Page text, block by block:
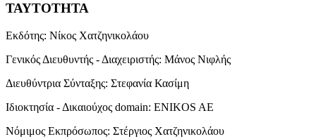
ΤΑΥΤΟΤΗΤΑ
Εκδότης: Νίκος Χατζηνικολάου
Γενικός Διευθυντής - Διαχειριστής: Μάνος Νιφλής
Διευθύντρια Σύνταξης: Στεφανία Κασίμη
Ιδιοκτησία - Δικαιούχος domain: ENIKOS AE
Νόμιμος Εκπρόσωπος: Στέργιος Χατζηνικολάου